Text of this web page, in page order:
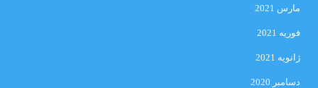
مارس 2021
فوریه 2021
ژانویه 2021
دسامبر 2020